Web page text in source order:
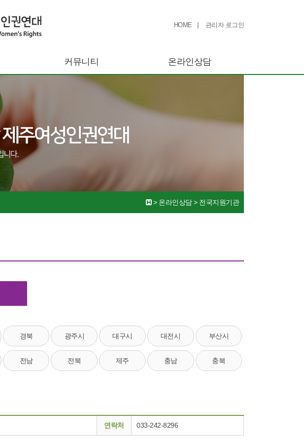
HOME | 관리자 로그인
커뮤니티 온라인상담
> 온라인상담> 전국지원기관
경북 광주시 대구시 대전시 부산시
전남 전북 제주 충남 충북
연락처 033-242-8296